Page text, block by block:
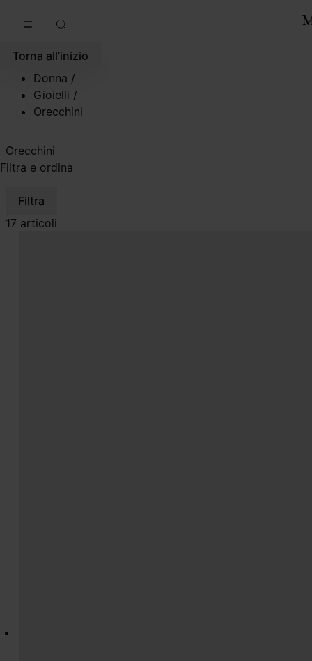
Torna all’inizio
Donna /
Gioielli /
Orecchini
Orecchini
Filtra e ordina
Filtra
17 articoli